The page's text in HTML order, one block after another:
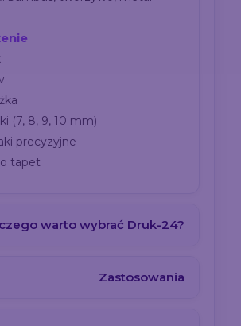
(7, 8, 9, 10 mm)
precyzyjne
tapet
warto wybrać Druk-24?
Zastosowania